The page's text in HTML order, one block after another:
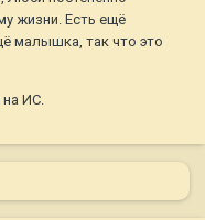
жизни. Есть ещё
малышка, так что это
на ИС.